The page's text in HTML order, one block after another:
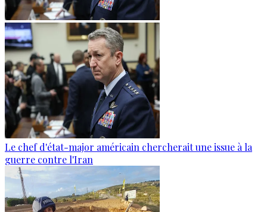
Le chef d'état-major américain chercherait une issue à la
guerre contre l'Iran